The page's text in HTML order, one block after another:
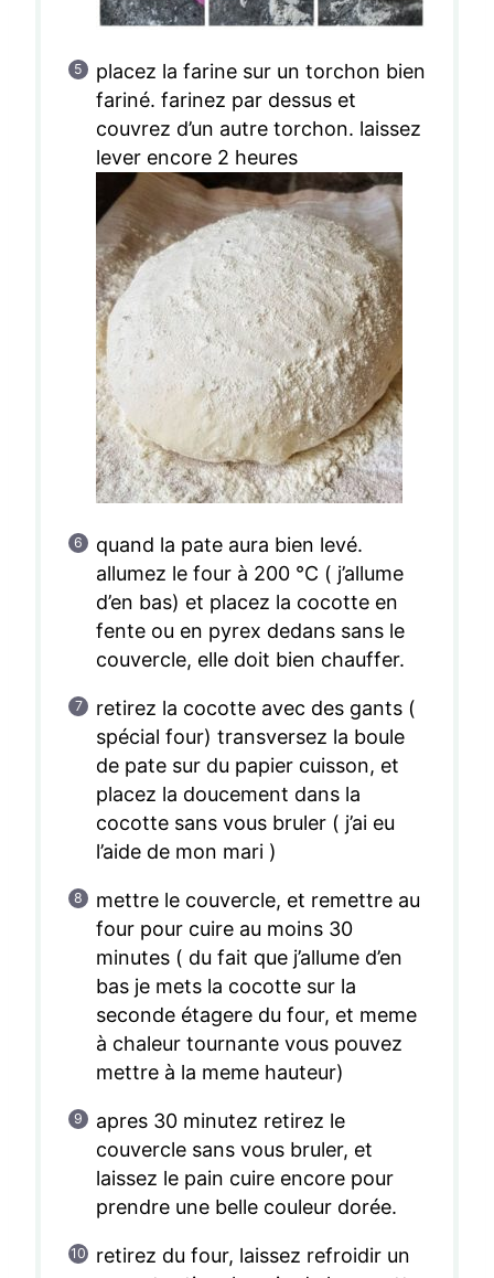
placez la farine sur un torchon bien
fariné. farinez par dessus et
couvrez d’un autre torchon. laissez
lever encore 2 heures
quand la pate aura bien levé.
allumez le four à 200 °C ( j’allume
d’en bas) et placez la cocotte en
fente ou en pyrex dedans sans le
couvercle, elle doit bien chauffer.
retirez la cocotte avec des gants (
spécial four) transversez la boule
de pate sur du papier cuisson, et
placez la doucement dans la
cocotte sans vous bruler ( j’ai eu
l’aide de mon mari )
mettre le couvercle, et remettre au
four pour cuire au moins 30
minutes ( du fait que j’allume d’en
bas je mets la cocotte sur la
seconde étagere du four, et meme
à chaleur tournante vous pouvez
mettre à la meme hauteur)
apres 30 minutez retirez le
couvercle sans vous bruler, et
laissez le pain cuire encore pour
prendre une belle couleur dorée.
retirez du four, laissez refroidir un